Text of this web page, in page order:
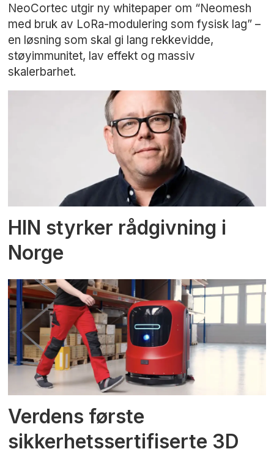
NeoCortec utgir ny whitepaper om “Neomesh
med bruk av LoRa-modulering som fysisk lag” –
en løsning som skal gi lang rekkevidde,
støyimmunitet, lav effekt og massiv
skalerbarhet.
HIN styrker rådgivning i
Norge
Verdens første
sikkerhetssertifiserte 3D